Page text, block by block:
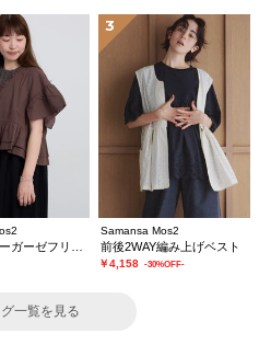
3
Samansa Mos2
前後2WAY編み上げベスト
￥4,158 -30%OFF-
一覧を見る